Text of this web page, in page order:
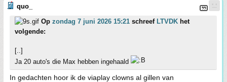
quo_
Op zondag 7 juni 2026 15:21 schreef LTVDK het
volgende:
[..]
Ja 20 auto's die Max hebben ingehaald
In gedachten hoor ik de viaplay clowns al gillen van